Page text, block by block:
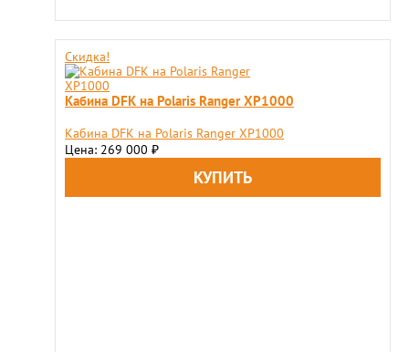
Скидка!
Кабина DFK на Polaris Ranger XP1000
Кабина DFK на Polaris Ranger XP1000
Цена: 269 000 ₽